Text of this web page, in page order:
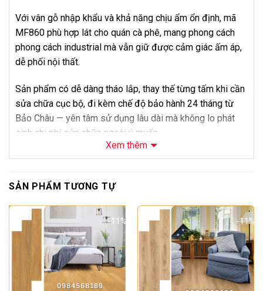
Với vân gỗ nhập khẩu và khả năng chịu ẩm ổn định, mã
MF860 phù hợp lát cho quán cà phê, mang phong cách
phong cách industrial mà vẫn giữ được cảm giác ấm áp,
dễ phối nội thất.
Sản phẩm có dễ dàng tháo lắp, thay thế từng tấm khi cần
sửa chữa cục bộ, đi kèm chế độ bảo hành 24 tháng từ
Bảo Châu — yên tâm sử dụng lâu dài mà không lo phát
sinh chi phí sửa chữa ngoài ý muốn.
Về giá bán, khách hàng chọn dòng 8mm phần lớn vì muốn
vân gỗ nhập khẩu. Liên hệ Bảo Châu để được tư vấn và
báo giá thi công trọn gói cho mã MF860.
Thông Số Kỹ Thuật
Thông số Chi tiết
Tên sản phẩm Sàn Gỗ Inovar 8mm MF860
Xem thêm
SẢN PHẨM TƯƠNG TỰ
-11% -11%